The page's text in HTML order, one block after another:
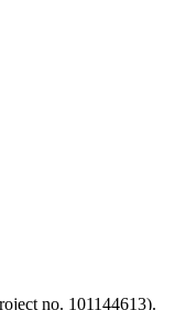
no. 101144613).